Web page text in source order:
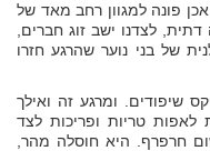
פונה למגוון רחב מאד של
לצדנו ישב זוג חברים,
של בני נוער שהרגע חזרו
שיפודים. ומרגע זה ואילך
טריות ופריכות לצד
חרפרף. היא חוסלה מהר,